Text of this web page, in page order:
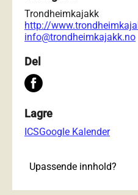
Trondheimkajakk
http://
info@trondheimkajakk.no
Del
Lagre
ICSGoogle Kalender
Upassende innhold?